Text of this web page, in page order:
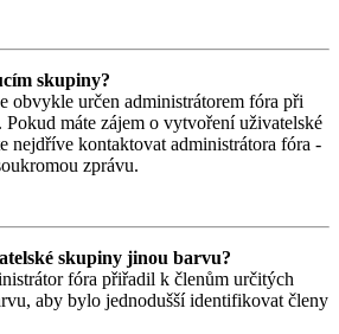
skupiny?
obvykle určen administrátorem fóra při
máte zájem o vytvoření uživatelské
nejdříve kontaktovat administrátora fóra -
zprávu.
skupiny jinou barvu?
fóra přiřadil k členům určitých
aby bylo jednodušší identifikovat členy